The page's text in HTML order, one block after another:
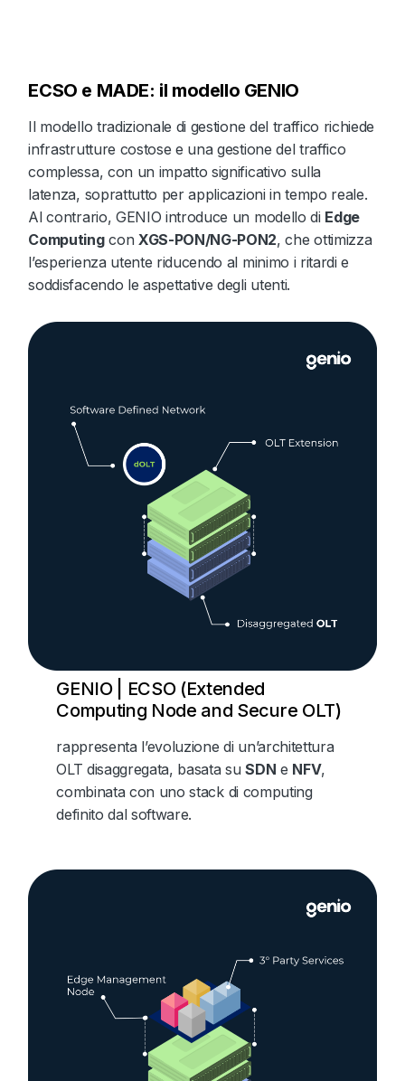
ECSO e MADE: il modello GENIO
Il modello tradizionale di gestione del traffico richiede
infrastrutture costose e una gestione del traffico
complessa, con un impatto significativo sulla
latenza, soprattutto per applicazioni in tempo reale.
Al contrario, GENIO introduce un modello di Edge
Computingcon XGS-PON/NG-PON2, che ottimizza
l’esperienza utente riducendo al minimo i ritardi e
soddisfacendo le aspettative degli utenti.
GENIO | ECSO (Extended
Computing Node and Secure OLT)
rappresenta l’evoluzione di un’architettura
OLT disaggregata, basata suSDN e NFV,
combinata con uno stack di computing
definito dal software.